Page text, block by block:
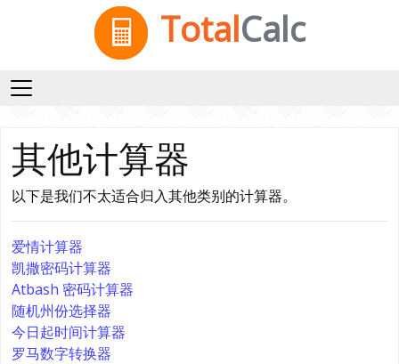
TotalCalc
其他计算器
以下是我们不太适合归入其他类别的计算器。
爱情计算器
凯撒密码计算器
Atbash 密码计算器
随机州份选择器
今日起时间计算器
罗马数字转换器